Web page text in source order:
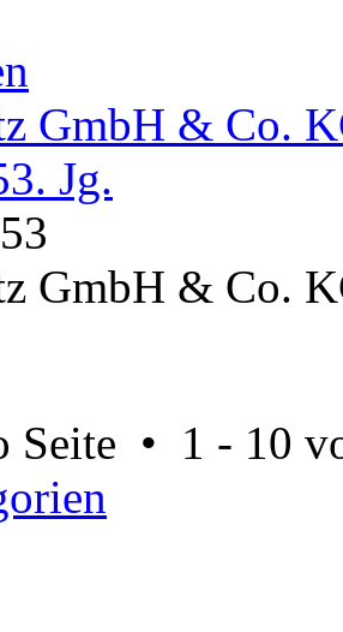
GmbH & Co.
Jg.
GmbH & Co.
Seite • 1 - 10